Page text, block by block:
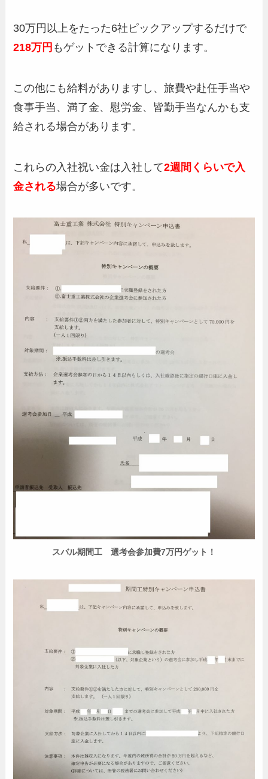
30万円以上をたった6社ピックアップするだけで
218万円 もゲットできる計算になります。
この他にも給料がありますし、旅費や赴任手当や
食事手当、満了金、慰労金、皆勤手当なんかも支
給される場合があります。
これらの入社祝い金は入社して2週間くらいで入
金される場合が多いです。
スバル期間工 選考会参加費7万円ゲット！